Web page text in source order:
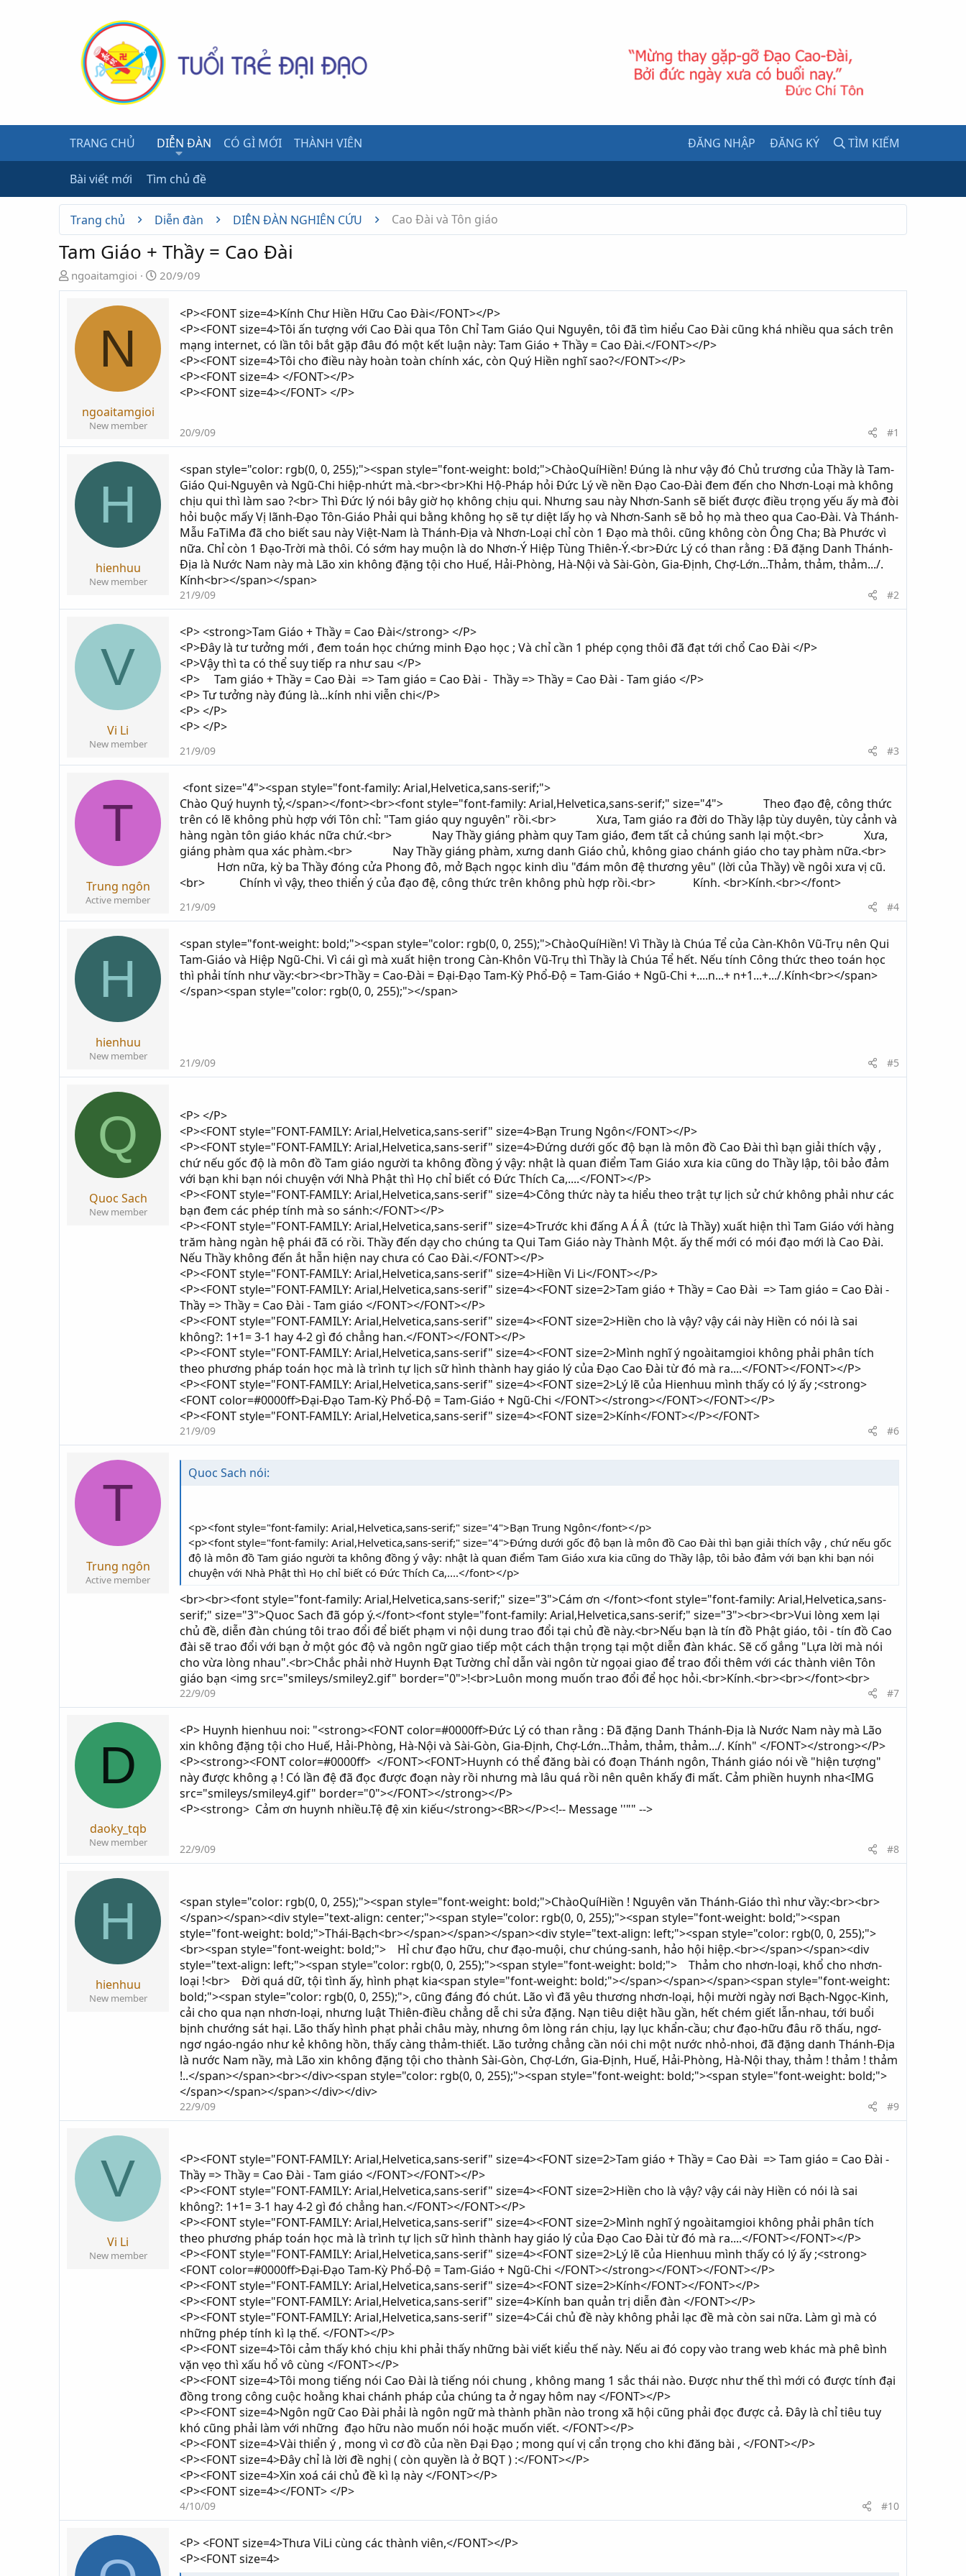
TRANG CHỦ DIỄN ĐÀN CÓ GÌ MỚI THÀNH VIÊN ĐĂNG NHẬP ĐĂNG KÝ TÌM KIẾM
Bài viết mới Tìm chủ đề
Trang chủ Diễn đàn DIỄN ĐÀN NGHIÊN CỨU Cao Đài và Tôn giáo
Tam Giáo + Thầy = Cao Đài
N
g
k
h
ngoaitamgioi
N
g
g
ử
i
20/9/09
N
ngoaitamgioi
New member
<P><FONT size=4>Kính Chư Hiền Hữu Cao Đài</FONT></P>
<P><FONT size=4>Tôi ấn tượng với Cao Đài qua Tôn Chỉ Tam Giáo Qui Nguyên, tôi đã tìm hiểu Cao Đài cũng khá nhiều qua sách trên
mạng internet, có lần tôi bắt gặp đâu đó một kết luận này: Tam Giáo + Thầy = Cao Đài.</FONT></P>
<P><FONT size=4>Tôi cho điều này hoàn toàn chính xác, còn Quý Hiền nghĩ sao?</FONT></P>
<P><FONT size=4> </FONT></P>
<P><FONT size=4></FONT> </P>
20/9/09 #1
H
hienhuu
New member
<span style="color: rgb(0, 0, 255);"><span style="font-weight: bold;">ChàoQuíHiền! Đúng là như vậy đó Chủ trương của Thầy là Tam-
Giáo Qui-Nguyên và Ngũ-Chi hiệp-nhứt mà.<br><br>Khi Hộ-Pháp hỏi Đức Lý về nền Đạo Cao-Đài đem đến cho Nhơn-Loại mà không
chịu qui thì làm sao ?<br> Thì Đức lý nói bây giờ họ không chịu qui. Nhưng sau này Nhơn-Sanh sẽ biết được điều trọng yếu ấy mà đòi
hỏi buộc mấy Vị lãnh-Đạo Tôn-Giáo Phải qui bằng không họ sẽ tự diệt lấy họ và Nhơn-Sanh sẽ bỏ họ mà theo qua Cao-Đài. Và Thánh-
Mẫu FaTiMa đã cho biết sau này Việt-Nam là Thánh-Địa và Nhơn-Loại chỉ còn 1 Đạo mà thôi. cũng không còn Ông Cha; Bà Phước vì
nữa. Chỉ còn 1 Đạo-Trời mà thôi. Có sớm hay muộn là do Nhơn-Ý Hiệp Tùng Thiên-Ý.<br>Đức Lý có than rằng : Đã đặng Danh Thánh-
Địa là Nước Nam này mà Lão xin không đặng tội cho Huế, Hải-Phòng, Hà-Nội và Sài-Gòn, Gia-Định, Chợ-Lớn...Thảm, thảm, thảm.../.
Kính<br></span></span>
21/9/09 #2
V
Vi Li
New member
<P> <strong>Tam Giáo + Thầy = Cao Đài</strong> </P>
<P>Đây là tư tưởng mới , đem toán học chứng minh Đạo học ; Và chỉ cần 1 phép cọng thôi đã đạt tới chổ Cao Đài </P>
<P>Vậy thì ta có thể suy tiếp ra như sau </P>
<P> Tam giáo + Thầy = Cao Đài => Tam giáo = Cao Đài - Thầy => Thầy = Cao Đài - Tam giáo </P>
<P> Tư tưởng này đúng là...kính nhi viễn chi</P>
<P> </P>
<P> </P>
21/9/09 #3
T
Trung ngôn
Active member
<font size="4"><span style="font-family: Arial,Helvetica,sans-serif;">
Chào Quý huynh tỷ,</span></font><br><font style="font-family: Arial,Helvetica,sans-serif;" size="4"> Theo đạo đệ, công thức
trên có lẽ không phù hợp với Tôn chỉ: "Tam giáo quy nguyên" rồi.<br> Xưa, Tam giáo ra đời do Thầy lập tùy duyên, tùy cảnh và
hàng ngàn tôn giáo khác nữa chứ.<br> Nay Thầy giáng phàm quy Tam giáo, đem tất cả chúng sanh lại một.<br> Xưa,
giáng phàm qua xác phàm.<br> Nay Thầy giáng phàm, xưng danh Giáo chủ, không giao chánh giáo cho tay phàm nữa.<br>
Hơn nữa, kỳ ba Thầy đóng cửa Phong đô, mở Bạch ngọc kinh dìu "đám môn đệ thương yêu" (lời của Thầy) về ngôi xưa vị cũ.
<br> Chính vì vậy, theo thiển ý của đạo đệ, công thức trên không phù hợp rồi.<br> Kính. <br>Kính.<br></font>
21/9/09 #4
H
hienhuu
New member
<span style="font-weight: bold;"><span style="color: rgb(0, 0, 255);">ChàoQuíHiền! Vì Thầy là Chúa Tể của Càn-Khôn Vũ-Trụ nên Qui
Tam-Giáo và Hiệp Ngũ-Chi. Vì cái gì mà xuất hiện trong Càn-Khôn Vũ-Trụ thì Thầy là Chúa Tể hết. Nếu tính Công thức theo toán học
thì phải tính như vầy:<br><br>Thầy = Cao-Đài = Đại-Đạo Tam-Kỳ Phổ-Độ = Tam-Giáo + Ngũ-Chi +....n...+ n+1...+.../.Kính<br></span>
</span><span style="color: rgb(0, 0, 255);"></span>
21/9/09 #5
Q
Quoc Sach
New member
<P> </P>
<P><FONT style="FONT-FAMILY: Arial,Helvetica,sans-serif" size=4>Bạn Trung Ngôn</FONT></P>
<P><FONT style="FONT-FAMILY: Arial,Helvetica,sans-serif" size=4>Đứng dưới gốc độ bạn là môn đồ Cao Đài thì bạn giải thích vậy ,
chứ nếu gốc độ là môn đồ Tam giáo người ta không đồng ý vậy: nhật là quan điểm Tam Giáo xưa kia cũng do Thầy lập, tôi bảo đảm
với bạn khi bạn nói chuyện với Nhà Phật thì Họ chỉ biết có Đức Thích Ca,....</FONT></P>
<P><FONT style="FONT-FAMILY: Arial,Helvetica,sans-serif" size=4>Công thức này ta hiểu theo trật tự lịch sử chứ không phải như các
bạn đem các phép tính mà so sánh:</FONT></P>
<P><FONT style="FONT-FAMILY: Arial,Helvetica,sans-serif" size=4>Trước khi đấng A Á Â (tức là Thầy) xuất hiện thì Tam Giáo với hàng
trăm hàng ngàn hệ phái đã có rồi. Thầy đến dạy cho chúng ta Qui Tam Giáo này Thành Một. ấy thế mới có mói đạo mới là Cao Đài.
Nếu Thầy không đến ắt hẵn hiện nay chưa có Cao Đài.</FONT></P>
<P><FONT style="FONT-FAMILY: Arial,Helvetica,sans-serif" size=4>Hiền Vi Li</FONT></P>
<P><FONT style="FONT-FAMILY: Arial,Helvetica,sans-serif" size=4><FONT size=2>Tam giáo + Thầy = Cao Đài => Tam giáo = Cao Đài -
Thầy => Thầy = Cao Đài - Tam giáo </FONT></FONT></P>
<P><FONT style="FONT-FAMILY: Arial,Helvetica,sans-serif" size=4><FONT size=2>Hiền cho là vậy? vậy cái này Hiền có nói là sai
không?: 1+1= 3-1 hay 4-2 gì đó chẳng han.</FONT></FONT></P>
<P><FONT style="FONT-FAMILY: Arial,Helvetica,sans-serif" size=4><FONT size=2>Mình nghĩ ý ngoàitamgioi không phải phân tích
theo phương pháp toán học mà là trình tự lịch sữ hình thành hay giáo lý của Đạo Cao Đài từ đó mà ra....</FONT></FONT></P>
<P><FONT style="FONT-FAMILY: Arial,Helvetica,sans-serif" size=4><FONT size=2>Lý lẽ của Hienhuu mình thấy có lý ấy ;<strong>
<FONT color=#0000ff>Đại-Đạo Tam-Kỳ Phổ-Độ = Tam-Giáo + Ngũ-Chi </FONT></strong></FONT></FONT></P>
<P><FONT style="FONT-FAMILY: Arial,Helvetica,sans-serif" size=4><FONT size=2>Kính</FONT></P></FONT>
21/9/09 #6
T
Trung ngôn
Active member
Quoc Sach nói:
<p><font style="font-family: Arial,Helvetica,sans-serif;" size="4">Bạn Trung Ngôn</font></p>
<p><font style="font-family: Arial,Helvetica,sans-serif;" size="4">Đứng dưới gốc độ bạn là môn đồ Cao Đài thì bạn giải thích vậy , chứ nếu gốc
độ là môn đồ Tam giáo người ta không đồng ý vậy: nhật là quan điểm Tam Giáo xưa kia cũng do Thầy lập, tôi bảo đảm với bạn khi bạn nói
chuyện với Nhà Phật thì Họ chỉ biết có Đức Thích Ca,....</font></p>
<br><br><font style="font-family: Arial,Helvetica,sans-serif;" size="3">Cám ơn </font><font style="font-family: Arial,Helvetica,sans-
serif;" size="3">Quoc Sach đã góp ý.</font><font style="font-family: Arial,Helvetica,sans-serif;" size="3"><br><br>Vui lòng xem lại
chủ đề, diễn đàn chúng tôi trao đổi để biết phạm vi nội dung trao đổi tại chủ đề này.<br>Nếu bạn là tín đồ Phật giáo, tôi - tín đồ Cao
đài sẽ trao đổi với bạn ở một góc độ và ngôn ngữ giao tiếp một cách thận trọng tại một diễn đàn khác. Sẽ cố gắng "Lựa lời mà nói
cho vừa lòng nhau".<br>Chắc phải nhờ Huynh Đạt Tường chỉ dẫn vài ngôn từ ngọai giao để trao đổi thêm với các thành viên Tôn
giáo bạn <img src="smileys/smiley2.gif" border="0">!<br>Luôn mong muốn trao đổi để học hỏi.<br>Kính.<br><br></font><br>
22/9/09 #7
D
daoky_tqb
New member
<P> Huynh hienhuu noi: "<strong><FONT color=#0000ff>Đức Lý có than rằng : Đã đặng Danh Thánh-Địa là Nước Nam này mà Lão
xin không đặng tội cho Huế, Hải-Phòng, Hà-Nội và Sài-Gòn, Gia-Định, Chợ-Lớn...Thảm, thảm, thảm.../. Kính" </FONT></strong></P>
<P><strong><FONT color=#0000ff> </FONT><FONT>Huynh có thể đăng bài có đoạn Thánh ngôn, Thánh giáo nói về "hiện tượng"
này được không ạ ! Có lần đệ đã đọc được đoạn này rồi nhưng mà lâu quá rồi nên quên khấy đi mất. Cảm phiền huynh nha<IMG
src="smileys/smiley4.gif" border="0"></FONT></strong></P>
<P><strong> Cảm ơn huynh nhiều.Tệ đệ xin kiếu</strong><BR></P><!-- Message ''"" -->
22/9/09 #8
H
hienhuu
New member
<span style="color: rgb(0, 0, 255);"><span style="font-weight: bold;">ChàoQuíHiền ! Nguyên văn Thánh-Giáo thì như vầy:<br><br>
</span></span><div style="text-align: center;"><span style="color: rgb(0, 0, 255);"><span style="font-weight: bold;"><span
style="font-weight: bold;">Thái-Bạch<br></span></span></span><div style="text-align: left;"><span style="color: rgb(0, 0, 255);">
<br><span style="font-weight: bold;"> Hỉ chư đạo hữu, chư đạo-muội, chư chúng-sanh, hảo hội hiệp.<br></span></span><div
style="text-align: left;"><span style="color: rgb(0, 0, 255);"><span style="font-weight: bold;"> Thảm cho nhơn-loại, khổ cho nhơn-
loại !<br> Đời quá dữ, tội tình ấy, hình phạt kia<span style="font-weight: bold;"></span></span></span><span style="font-weight:
bold;"><span style="color: rgb(0, 0, 255);">, cũng đáng đó chút. Lão vì đã yêu thương nhơn-loại, hội mười ngày nơi Bạch-Ngọc-Kinh,
cải cho qua nạn nhơn-loại, nhưng luật Thiên-điều chẳng dễ chi sửa đặng. Nạn tiêu diệt hầu gần, hết chém giết lẫn-nhau, tới buổi
bịnh chướng sát hại. Lão thấy hình phạt phải châu mày, nhưng ôm lòng rán chịu, lạy lục khẩn-cầu; chư đạo-hữu đâu rõ thấu, ngơ-
ngơ ngáo-ngáo như kẻ không hồn, thấy càng thảm-thiết. Lão tưởng chẳng cần nói chi một nước nhỏ-nhoi, đã đặng danh Thánh-Địa
là nước Nam nầy, mà Lão xin không đặng tội cho thành Sài-Gòn, Chợ-Lớn, Gia-Định, Huế, Hải-Phòng, Hà-Nội thay, thảm ! thảm ! thảm
!..</span></span><br></div><span style="color: rgb(0, 0, 255);"><span style="font-weight: bold;"><span style="font-weight: bold;">
</span></span></span></div></div>
22/9/09 #9
V
Vi Li
New member
<P><FONT style="FONT-FAMILY: Arial,Helvetica,sans-serif" size=4><FONT size=2>Tam giáo + Thầy = Cao Đài => Tam giáo = Cao Đài -
Thầy => Thầy = Cao Đài - Tam giáo </FONT></FONT></P>
<P><FONT style="FONT-FAMILY: Arial,Helvetica,sans-serif" size=4><FONT size=2>Hiền cho là vậy? vậy cái này Hiền có nói là sai
không?: 1+1= 3-1 hay 4-2 gì đó chẳng han.</FONT></FONT></P>
<P><FONT style="FONT-FAMILY: Arial,Helvetica,sans-serif" size=4><FONT size=2>Mình nghĩ ý ngoàitamgioi không phải phân tích
theo phương pháp toán học mà là trình tự lịch sữ hình thành hay giáo lý của Đạo Cao Đài từ đó mà ra....</FONT></FONT></P>
<P><FONT style="FONT-FAMILY: Arial,Helvetica,sans-serif" size=4><FONT size=2>Lý lẽ của Hienhuu mình thấy có lý ấy ;<strong>
<FONT color=#0000ff>Đại-Đạo Tam-Kỳ Phổ-Độ = Tam-Giáo + Ngũ-Chi </FONT></strong></FONT></FONT></P>
<P><FONT style="FONT-FAMILY: Arial,Helvetica,sans-serif" size=4><FONT size=2>Kính</FONT></FONT></P>
<P><FONT style="FONT-FAMILY: Arial,Helvetica,sans-serif" size=4>Kính ban quản trị diễn đàn </FONT></P>
<P><FONT style="FONT-FAMILY: Arial,Helvetica,sans-serif" size=4>Cái chủ đề này không phải lạc đề mà còn sai nữa. Làm gì mà có
những phép tính kì lạ thế. </FONT></P>
<P><FONT size=4>Tôi cảm thấy khó chịu khi phải thấy những bài viết kiểu thế này. Nếu ai đó copy vào trang web khác mà phê bình
vặn vẹo thì xấu hổ vô cùng </FONT></P>
<P><FONT size=4>Tôi mong tiếng nói Cao Đài là tiếng nói chung , không mang 1 sắc thái nào. Được như thế thì mới có được tính đại
đồng trong công cuộc hoằng khai chánh pháp của chúng ta ở ngay hôm nay </FONT></P>
<P><FONT size=4>Ngôn ngữ Cao Đài phải là ngôn ngữ mà thành phần nào trong xã hội cũng phải đọc được cả. Đây là chỉ tiêu tuy
khó cũng phải làm với những đạo hữu nào muốn nói hoặc muốn viết. </FONT></P>
<P><FONT size=4>Vài thiển ý , mong vì cơ đồ của nền Đại Đạo ; mong quí vị cẩn trọng cho khi đăng bài , </FONT></P>
<P><FONT size=4>Đây chỉ là lời đề nghị ( còn quyền là ở BQT ) :</FONT></P>
<P><FONT size=4>Xin xoá cái chủ đề kì lạ này </FONT></P>
<P><FONT size=4></FONT> </P>
4/10/09 #10
<P> <FONT size=4>Thưa ViLi cùng các thành viên,</FONT></P>
<P><FONT size=4>